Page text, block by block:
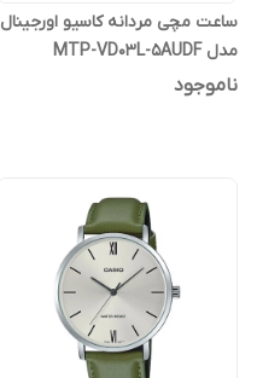
ساعت مچی مردانه کاسیو اورجینال
مدل MTP-VD03L-5AUDF
ناموجود